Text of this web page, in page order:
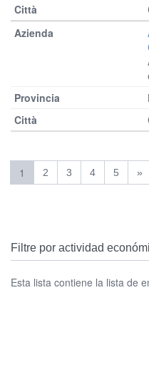
1 2 3 4 5 »
Filtre por actividad
Esta lista contiene la lista de